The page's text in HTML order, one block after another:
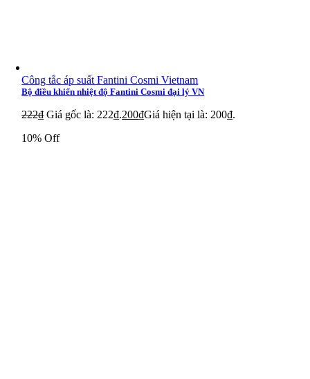
Công tắc áp suất Fantini Cosmi Vietnam
Bộ điều khiển nhiệt độ Fantini Cosmi đại lý VN
222₫ Giá gốc là: 222₫.200₫Giá hiện tại là: 200₫.
10% Off